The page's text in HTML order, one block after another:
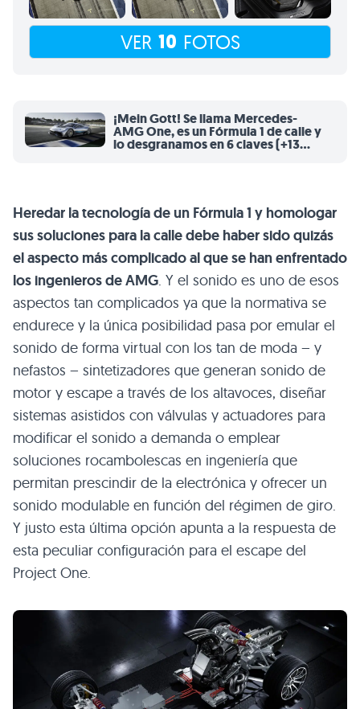
VER 10 FOTOS
¡Mein Gott! Se llama Mercedes-
AMG One, es un Fórmula 1 de calle y
lo desgranamos en 6 claves (+13
Heredar la tecnología de un Fórmula 1 y homologar
sus soluciones para la calle debe haber sido quizás
el aspecto más complicado al que se han enfrentado
los ingenieros de AMG. Y el sonido es uno de esos
aspectos tan complicados ya que la normativa se
endurece y la única posibilidad pasa por emular el
sonido de forma virtual con los tan de moda – y
nefastos – sintetizadores que generan sonido de
motor y escape a través de los altavoces, diseñar
sistemas asistidos con válvulas y actuadores para
modificar el sonido a demanda o emplear
soluciones rocambolescas en ingeniería que
permitan prescindir de la electrónica y ofrecer un
sonido modulable en función del régimen de giro.
Y justo esta última opción apunta a la respuesta de
esta peculiar configuración para el escape del
Project One.